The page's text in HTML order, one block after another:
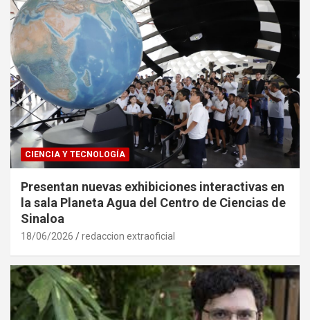
CIENCIA Y TECNOLOGÍA
Presentan nuevas exhibiciones interactivas en
la sala Planeta Agua del Centro de Ciencias de
Sinaloa
18/06/2026 redaccion extraoficial